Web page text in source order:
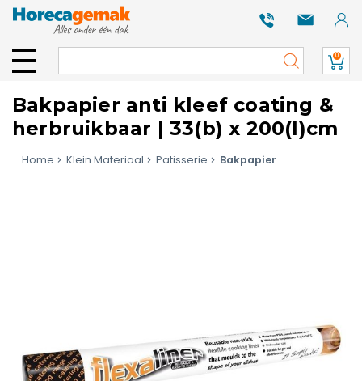
0
Bakpapier anti kleef coating &
herbruikbaar | 33(b) x 200(l)cm
Home Klein Materiaal Patisserie Bakpapier